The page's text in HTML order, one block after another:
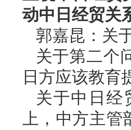
动中日经贸关
郭嘉昆：关
关于第二个
日方应该教育
关于中日经
上，中方主